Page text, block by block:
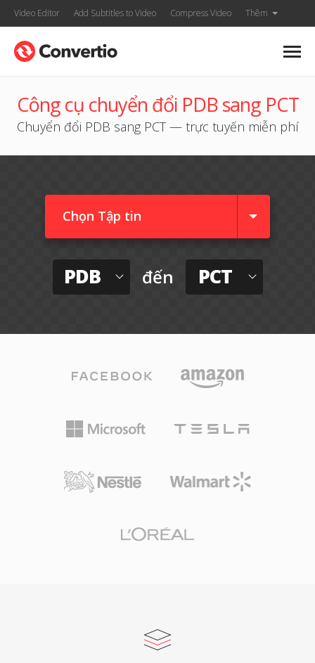
Video Editor Add Subtitles to Video Compress Video Thêm
Công cụ chuyển đổi PDB sang PCT
Chuyển đổi PDB sang PCT — trực tuyến miễn phí
Chọn Tập tin
PDB đến PCT